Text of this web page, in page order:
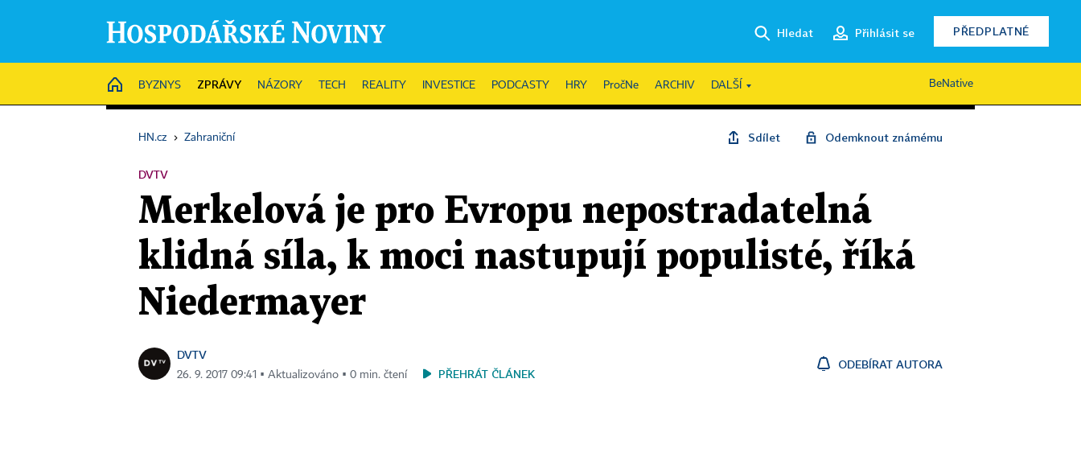
Hledat Přihlásit se PŘEDPLATNÉ
HOME
BYZNYS ZPRÁVY NÁZORY TECH REALITY INVESTICE PODCASTY HRY PročNe ARCHIV DALŠÍ BeNative
HN.cz › Zahraniční Sdílet Odemknout známému
DVTV
Merkelová je pro Evropu nepostradatelná
klidná síla, k moci nastupují populisté, říká
Niedermayer
DVTV
26. 9. 2017 09:41 ▪ Aktualizováno ▪ 0 min. čtení PŘEHRÁT ČLÁNEK
ODEBÍRAT AUTORA